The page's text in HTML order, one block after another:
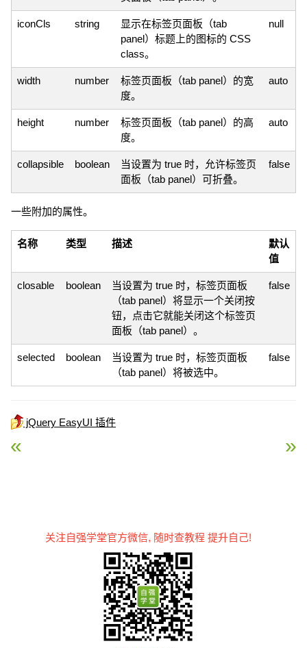
iconCls string
显示在标签页面板（tab
panel）标题上的图标的 CSS
class。
null
width number
标签页面板（tab panel）的宽
度。
auto
height number
标签页面板（tab panel）的高
度。
auto
collapsible boolean
当设置为 true 时，允许标签页
面板（tab panel）可折叠。
false
一些附加的属性。
名称 类型 描述
默认
值
closable boolean
当设置为 true 时，标签页面板
（tab panel）将显示一个关闭按
钮，点击它就能关闭这个标签页
面板（tab panel）。
false
selected boolean
当设置为 true 时，标签页面板
（tab panel）将被选中。
false
jQuery EasyUI 插件
« jQuery EasyUI 布局插件 – Panel 面板
jQuery EasyUI 布局插
关注自强学堂官方微信, 随时查教程 提升自己!